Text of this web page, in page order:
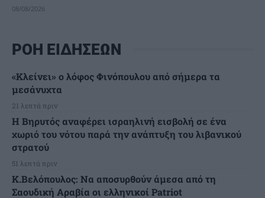
08/08/2026
ΡΟΗ ΕΙΔΗΣΕΩΝ
«Κλείνει» ο λόφος Φινόπουλου από σήμερα τα
μεσάνυχτα
21 λεπτά πριν
Η Βηρυτός αναφέρει ισραηλινή εισβολή σε ένα
χωριό του νότου παρά την ανάπτυξη του λιβανικού
στρατού
51 λεπτά πριν
Κ.Βελόπουλος: Να αποσυρθούν άμεσα από τη
Σαουδική Αραβία οι ελληνικοί Patriot